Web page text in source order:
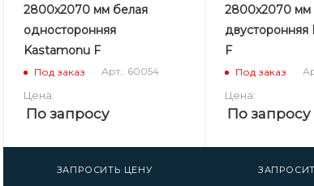
2800х2070 мм белая
односторонняя
Kastamonu F
Под заказ Арт.: 60054
Цена:
По запросу
ЗАПРОСИТЬ ЦЕНУ
2800х2070 мм
F
Под заказ
Цена:
По запросу